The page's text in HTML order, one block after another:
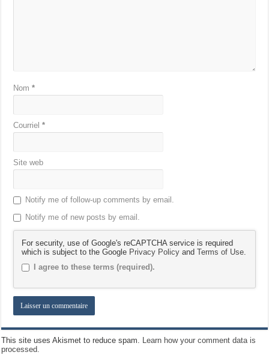
Nom*
Courriel*
Site web
Notify me of follow-up comments by email.
Notify me of new posts by email.
For security, use of Google's reCAPTCHA service is required
which is subject to the Google Privacy Policy andTerms of Use.
I agree to these terms (required).
This site uses Akismet to reduce spam. Learn how your comment data is
processed.